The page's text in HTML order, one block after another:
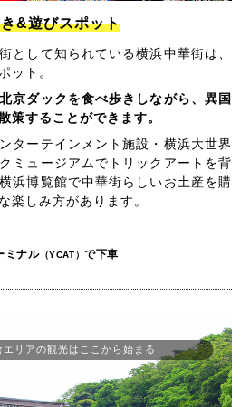
&遊びスポット
として知られている横浜中華街は、
ット。
京ダックを食べ歩きしながら、異国
策することができます。
ターテインメント施設・横浜大世界
ミュージアムでトリックアートを背
浜博覧館で中華街らしいお土産を購
楽しみ方があります。
ミナル（YCAT）で下車
エリアの観光はここから始まる